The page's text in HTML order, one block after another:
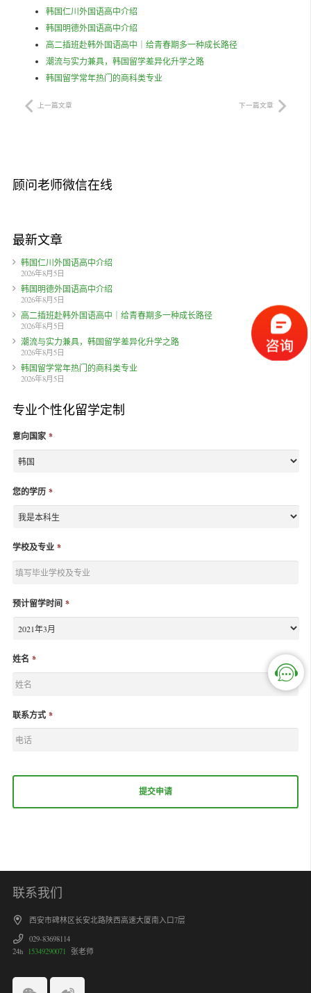
韩国仁川外国语高中介绍
韩国明德外国语高中介绍
高二插班赴韩外国语高中｜给青春期多一种成长路径
潮流与实力兼具，韩国留学差异化升学之路
韩国留学常年热门的商科类专业
上一篇文章 下一篇文章
顾问老师微信在线
最新文章
韩国仁川外国语高中介绍
2026年8月5日
韩国明德外国语高中介绍
2026年8月5日
高二插班赴韩外国语高中｜给青春期多一种成长路径
2026年8月5日
潮流与实力兼具，韩国留学差异化升学之路
2026年8月5日
韩国留学常年热门的商科类专业
2026年8月5日
专业个性化留学定制
意向国家 *
您的学历 *
学校及专业 *
预计留学时间 *
姓名 *
联系方式 *
联系我们
西安市碑林区长安北路陕西高速大厦南入口7层
029-83698114
24h
15349290071 张老师